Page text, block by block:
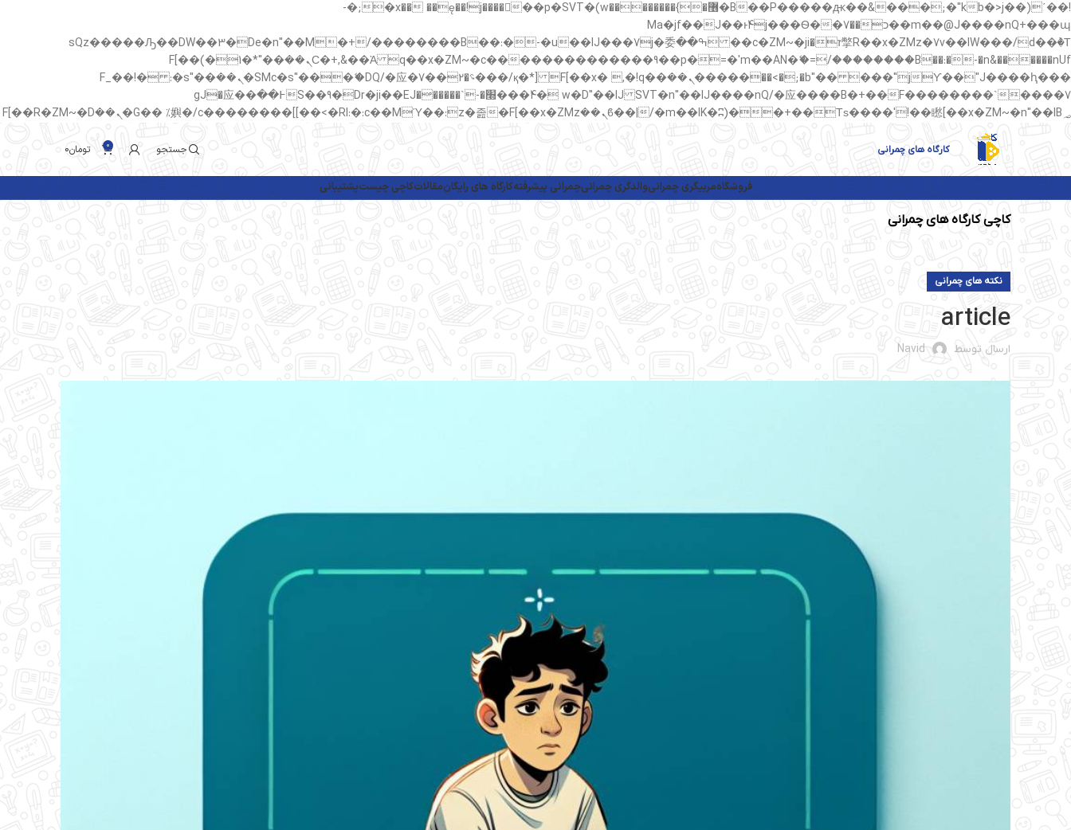
b�>j��)΄��!P�����ԫ��&���;�"k��B�޶�}��������p�SVT�(w��ę��!j������ ��x�;�-
m��@J����nQ+���պ��כ��7�Ma�jf��J��ͱ4j���Ѳ�
撆R��x�ZMz�7v��IW���/d��ٞ�Тז�c�ZM~�ji�� ߒ��sQz�����Ԡ��DW��3�De�n"��M�+/��������B��:�-�u��IJ���7j�委
���9��p�=�'m��AN�ޭ�=/��������B��:�-�n&������nUf���������q��x�ZM~�
c�� Ϲ�+,&��Ὰܢ��F[��(�1�*"��
ϒ��"J����ԧ�����<�;�b"�� ���"j�����ܢ��F[��x� ,�!q�� қ�*]/���؝�2��7�SMc�s"���ޭ�DQ/�应�ܢ��F_��!� :�s"��
����7`��������F��+�SVT�n"��IJ����nQ/�应����B ��4� w�D"��IJ�׭�-`������S��9�Dr�ji��EJ߅��gJ�应��
矁[��x�ZM~�n"��IB؃��!'����Тѕ��+��(m��IK�ʭ�/|��ϐܢ��F[��x�ZMz�G�� %嬩�/c��������[[��<�RI:�:c��MΎ��:z�졾�ܢ��F[��R�ZM~�D
کارگاه های چمرانی جستجو 0 تومان0
فروشگاهمربیگری چمرانیوالدگری چمرانیچمرانی پیشرفتهکارگاه های رایگانمقالاتکاچی چیستپشتیبانی
کاچی کارگاه های چمرانی
نکته های چمرانی
article
ارسال توسط Navid